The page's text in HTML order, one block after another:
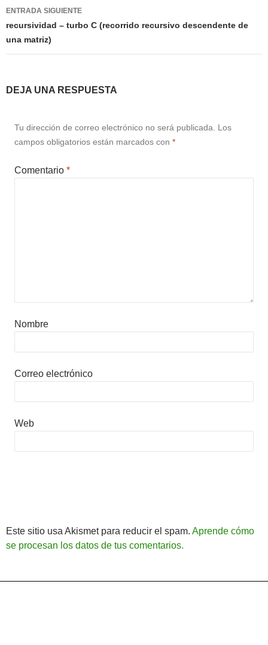
ENTRADA SIGUIENTE
recursividad – turbo C (recorrido recursivo descendente de
una matriz)
DEJA UNA RESPUESTA
Tu dirección de correo electrónico no será publicada.
Los
campos obligatorios están marcados con *
Comentario *
Nombre
Correo electrónico
Web
Este sitio usa Akismet para reducir el spam. Aprende cómo
se procesan los datos de tus comentarios.